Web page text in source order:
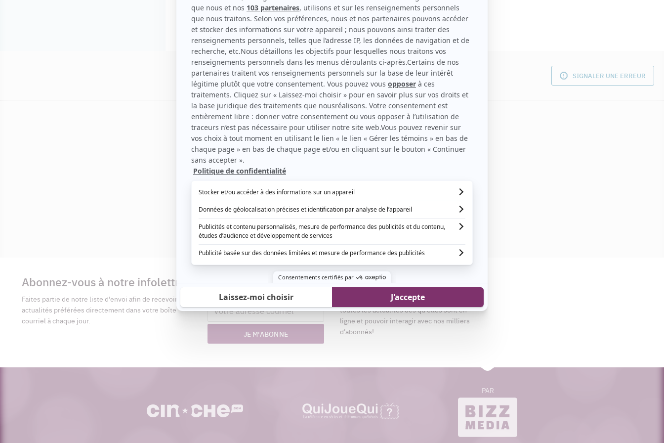
1993
Comédien
Président du jury
EN COLLABORATION AVEC SIGNALER UNE ERREUR
complémentaires
Abonnez-vous à notre infolettre
Faites partie de notre liste d'envoi afin de recevoir vos
actualités préférées directement dans votre boîte
courriel à chaque jour.
courriel
JE M'ABONNE
Aimez-nous sur Facebook
Devenez « fan » de notre page afin de voir
toutes les actualités dès qu'elles sont en
ligne et pouvoir interagir avec nos milliers
d'abonnés!
cinoche.com
quijouequi.com
bizzmedia.ca
PAR